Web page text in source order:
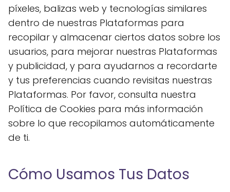
píxeles, balizas web y tecnologías similares
dentro de nuestras Plataformas para
recopilar y almacenar ciertos datos sobre los
usuarios, para mejorar nuestras Plataformas
y publicidad, y para ayudarnos a recordarte
y tus preferencias cuando revisitas nuestras
Plataformas. Por favor, consulta nuestra
Política de Cookies para más información
sobre lo que recopilamos automáticamente
de ti.
Cómo Usamos Tus Datos